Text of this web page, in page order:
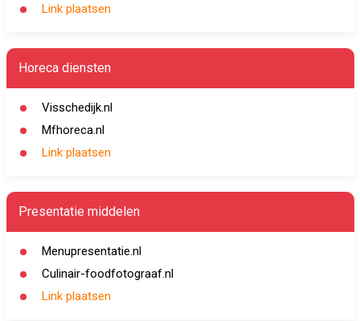
Link plaatsen
Horeca diensten
Visschedijk.nl
Mfhoreca.nl
Link plaatsen
Presentatie middelen
Menupresentatie.nl
Culinair-foodfotograaf.nl
Link plaatsen